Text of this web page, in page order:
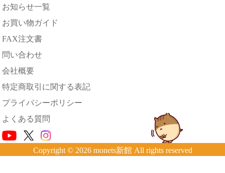
お知らせ一覧
お買い物ガイド
FAX注文書
問い合わせ
会社概要
特定商取引に関する表記
プライバシーポリシー
よくある質問
Copyright © 2026 monets新館 All rights reserved